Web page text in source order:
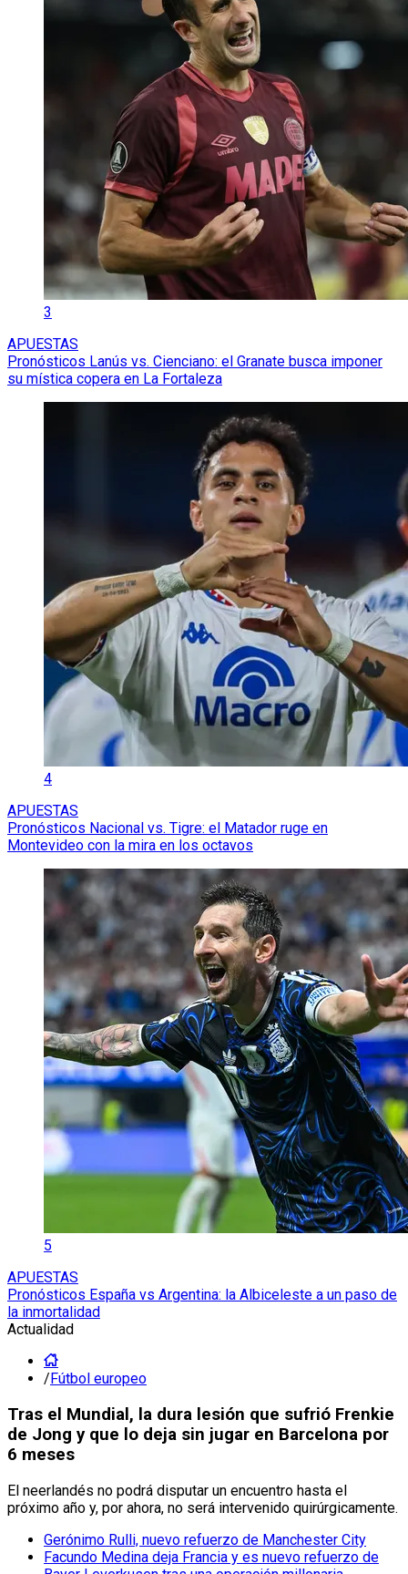
3
APUESTAS
Pronósticos Lanús vs. Cienciano: el Granate busca imponer
su mística copera en La Fortaleza
4
APUESTAS
Pronósticos Nacional vs. Tigre: el Matador ruge en
Montevideo con la mira en los octavos
5
APUESTAS
Pronósticos España vs Argentina: la Albiceleste a un paso de
la inmortalidad
Actualidad
/ Fútbol europeo
Tras el Mundial, la dura lesión que sufrió Frenkie
de Jong y que lo deja sin jugar en Barcelona por
6 meses
El neerlandés no podrá disputar un encuentro hasta el
próximo año y, por ahora, no será intervenido quirúrgicamente.
Gerónimo Rulli, nuevo refuerzo de Manchester City
Facundo Medina deja Francia y es nuevo refuerzo de